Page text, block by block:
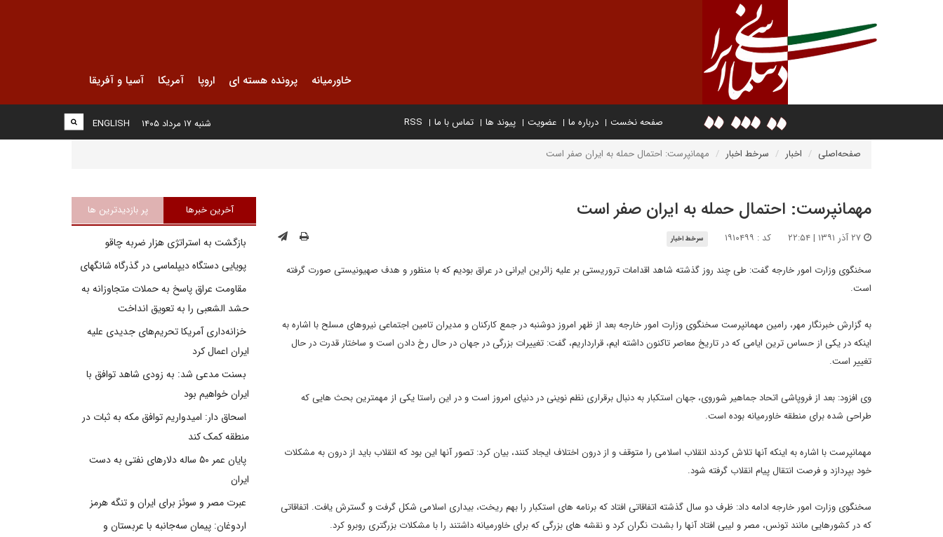
خاورمیانه پرونده هسته ای اروپا آمریکا آسیا و آفریقا
صفحه نخست درباره ما عضویت پیوند ها تماس با ما RSS
ENGLISH شنبه ۱۷ مرداد ۱۴۰۵
صفحه‌اصلی اخبار سرخط اخبار مهمانپرست: احتمال حمله به ایران صفر است
مهمانپرست: احتمال حمله به ایران صفر است
کد : ۱۹۱۰۴۹۹ سرخط اخبار
سخنگوی وزارت امور خارجه گفت: طی چند روز گذشته شاهد اقدامات تروریستی بر علیه زائرین ایرانی در عراق بودیم که با منظور و هدف صهیونیستی صورت گرفته
است.
به گزارش خبرنگار مهر، رامین مهمانپرست سخنگوی وزارت امور خارجه بعد از ظهر امروز دوشنبه در جمع کارکنان و مدیران تامین اجتماعی نیروهای مسلح با اشاره به
اینکه در یکی از حساس ترین ایامی که در تاریخ معاصر تاکنون داشته ایم، قرارداریم، گفت: تغییرات بزرگی در جهان در حال رخ دادن است و ساختار قدرت در حال
تغییر است.
وی افزود: بعد از فروپاشی اتحاد جماهیر شوروی، جهان استکبار به دنبال برقراری نظم نوینی در دنیای امروز است و در این راستا یکی از مهمترین بحث هایی که
طراحی شده برای منطقه خاورمیانه بوده است.
مهمانپرست با اشاره به اینکه آنها تلاش کردند انقلاب اسلامی را متوقف و از درون اختلاف ایجاد کنند، بیان کرد: تصور آنها این بود که انقلاب باید از درون به مشکلات
خود بپردازد و فرصت انتقال پیام انقلاب گرفته شود.
سخنگوی وزارت امور خارجه ادامه داد: ظرف دو سال گذشته اتفاقاتی افتاد که برنامه های استکبار را بهم ریخت، بیداری اسلامی شکل گرفت و گسترش یافت. اتفاقاتی
که در کشورهایی مانند تونس، مصر و لیبی افتاد آنها را بشدت نگران کرد و نقشه های بزرگی که برای خاورمیانه داشتند را با مشکلات بزرگتری روبرو کرد.
آخرین خبرها پر بازدیدترین ها
بازگشت به استراتژی هزار ضربه چاقو
پویایی دستگاه دیپلماسی در گذرگاه شانگهای
مقاومت عراق پاسخ به حملات متجاوزانه به
حشد الشعبی را به تعویق انداخت
خزانه‌داری آمریکا تحریم‌های جدیدی علیه
ایران اعمال کرد
بسنت مدعی شد: به زودی شاهد توافق با
ایران خواهیم بود
اسحاق دار: امیدواریم توافق مکه به ثبات در
منطقه کمک کند
پایان عمر ۵۰ ساله دلارهای نفتی به دست
ایران
عبرت مصر و سوئز برای ایران و تنگه هرمز
اردوغان: پیمان سه‌جانبه با عربستان و